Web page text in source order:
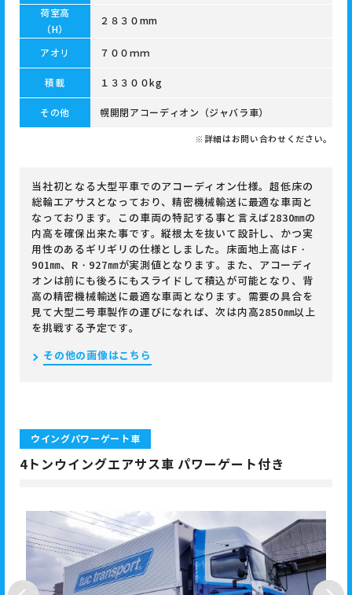
荷室高
（H）
２８３０mm
アオリ ７００ｍｍ
積載 １３３００kg
その他 幌開閉アコーディオン（ジャバラ車）
※詳細はお問い合わせください。
当社初となる大型平車でのアコーディオン仕様。超低床の
総輪エアサスとなっており、精密機械輸送に最適な車両と
なっております。この車両の特記する事と言えば2830㎜の
内高を確保出来た事です。縦根太を抜いて設計し、かつ実
用性のあるギリギリの仕様としました。床面地上高はF・
901㎜、R・927㎜が実測値となります。また、アコーディ
オンは前にも後ろにもスライドして積込が可能となり、背
高の精密機械輸送に最適な車両となります。需要の具合を
見て大型二号車製作の運びになれば、次は内高2850㎜以上
を挑戦する予定です。
その他の画像はこちら
ウイングパワーゲート車
4トンウイングエアサス車 パワーゲート付き